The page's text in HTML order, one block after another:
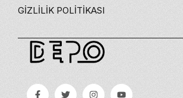
GIZLILIK POLITIKASI